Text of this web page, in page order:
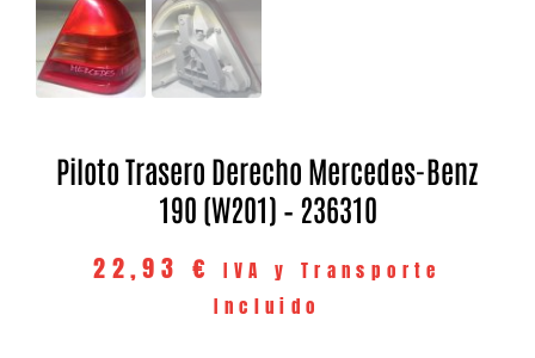
Piloto Trasero Derecho Mercedes-Benz
190 (W201) – 236310
22,93 €
IVA y Transporte
Incluido